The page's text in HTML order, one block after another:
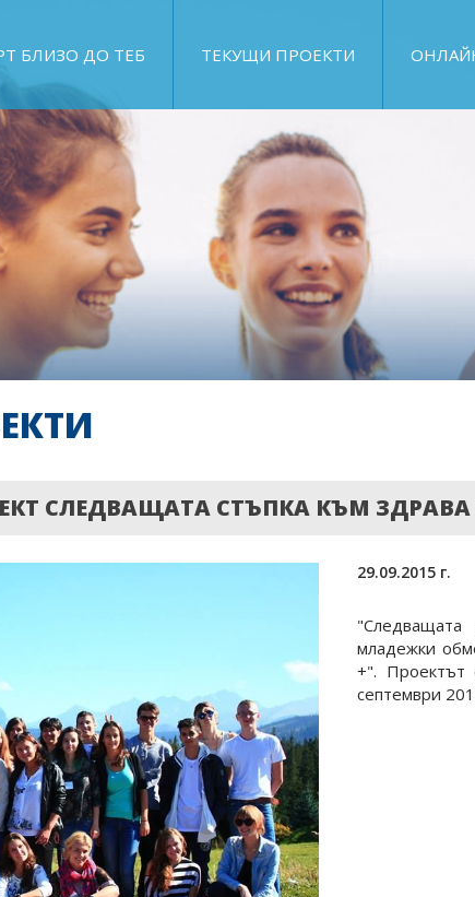
БЛИЗО ДО ТЕБ ТЕКУЩИ ПРОЕКТИ
СЛЕДВАЩАТА СТЪПКА КЪМ ЗДРАВА
29.09.2015 г.
младежки
+". Проектът
септември